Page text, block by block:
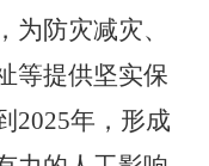
防灾减灾、
等提供坚实保
2025年，形成